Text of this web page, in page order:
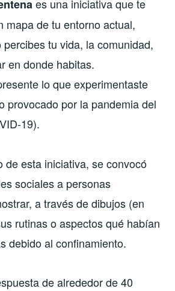
es una iniciativa que te
mapa de tu entorno actual,
tu vida, la comunidad,
en donde habitas.
lo que experimentaste
provocado por la pandemia del
19).
de esta iniciativa, se convocó
sociales a personas
a través de dibujos (en
rutinas o aspectos qué habían
debido al confinamiento.
de alrededor de 40